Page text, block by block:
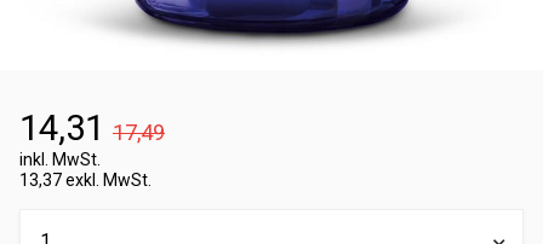
14,31 17,49
inkl. MwSt.
13,37 exkl. MwSt.